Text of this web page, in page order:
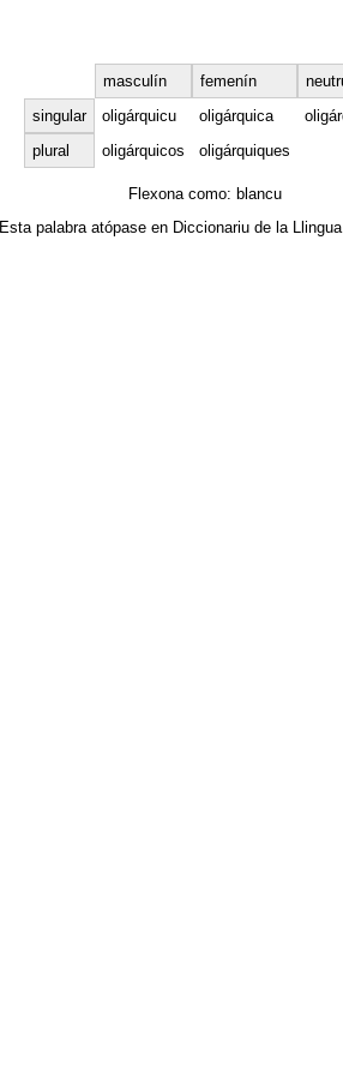
masculín femenín
singular
oligárquicu oligárquica
plural
oligárquicos oligárquiques
Flexona como: blancu
Esta palabra atópase en Diccionariu de la